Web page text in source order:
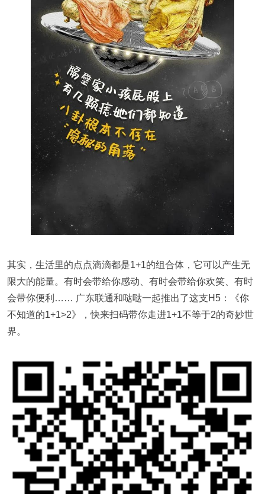
其实，生活里的点点滴滴都是1+1的组合体，它可以产生无
限大的能量。有时会带给你感动、有时会带给你欢笑、有时
会带你便利…… 广东联通和哒哒一起推出了这支H5：《你
不知道的1+1>2》，快来扫码带你走进1+1不等于2的奇妙世
界。